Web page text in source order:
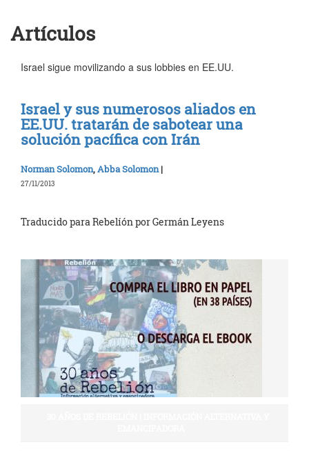
Artículos
Israel sigue movilizando a sus lobbies en EE.UU.
Israel y sus numerosos aliados en
EE.UU. tratarán de sabotear una
solución pacífica con Irán
Norman Solomon,Abba Solomon|
27/11/2013
Traducido para Rebelíón por Germán Leyens